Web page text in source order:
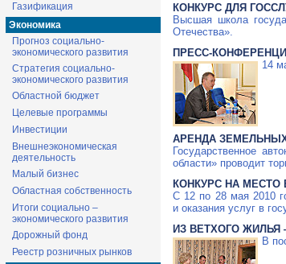
Газификация
Экономика
Прогноз социально-
экономического развития
Стратегия социально-
экономического развития
Областной бюджет
Целевые программы
Инвестиции
Внешнеэкономическая
деятельность
Малый бизнес
Областная собственность
Итоги социально –
экономического развития
Дорожный фонд
Реестр розничных рынков
КОНКУРС ДЛЯ
Высшая школа
Отечества».
ПРЕСС-
14
АРЕНДА
Государственное
области» проводит
КОНКУРС НА МЕСТО
С 12 по 28 мая 2010
и оказания услуг в
ИЗ ВЕТХОГО
В